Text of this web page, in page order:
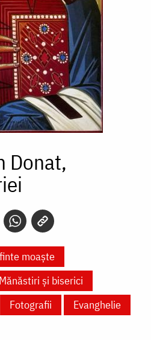
Donat,
moaște
Mănăstiri și biserici
Fotografii
Evanghelie